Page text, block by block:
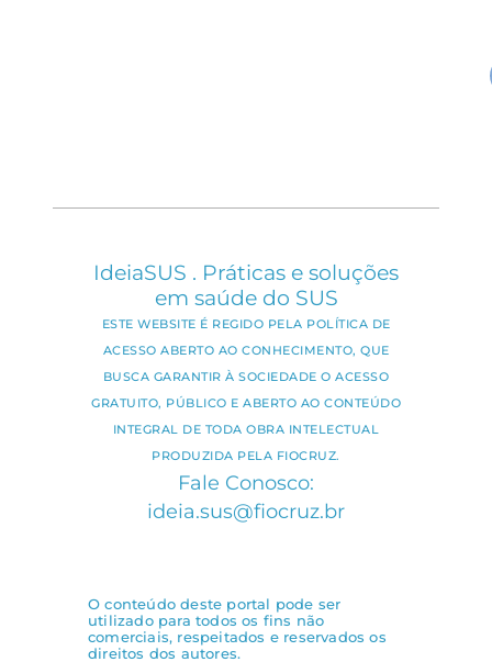
IdeiaSUS . Práticas e soluções
em saúde do SUS
ESTE WEBSITE É REGIDO PELA POLÍTICA DE
ACESSO ABERTO AO CONHECIMENTO, QUE
BUSCA GARANTIR À SOCIEDADE O ACESSO
GRATUITO, PÚBLICO E ABERTO AO CONTEÚDO
INTEGRAL DE TODA OBRA INTELECTUAL
PRODUZIDA PELA FIOCRUZ.
Fale Conosco:
ideia.sus@fiocruz.br
O conteúdo deste portal pode ser
utilizado para todos os fins não
comerciais, respeitados e reservados os
direitos dos autores.